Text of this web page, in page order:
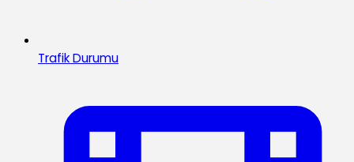
Trafik Durumu